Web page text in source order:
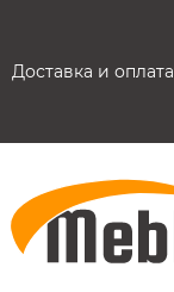
Доставка и оплата